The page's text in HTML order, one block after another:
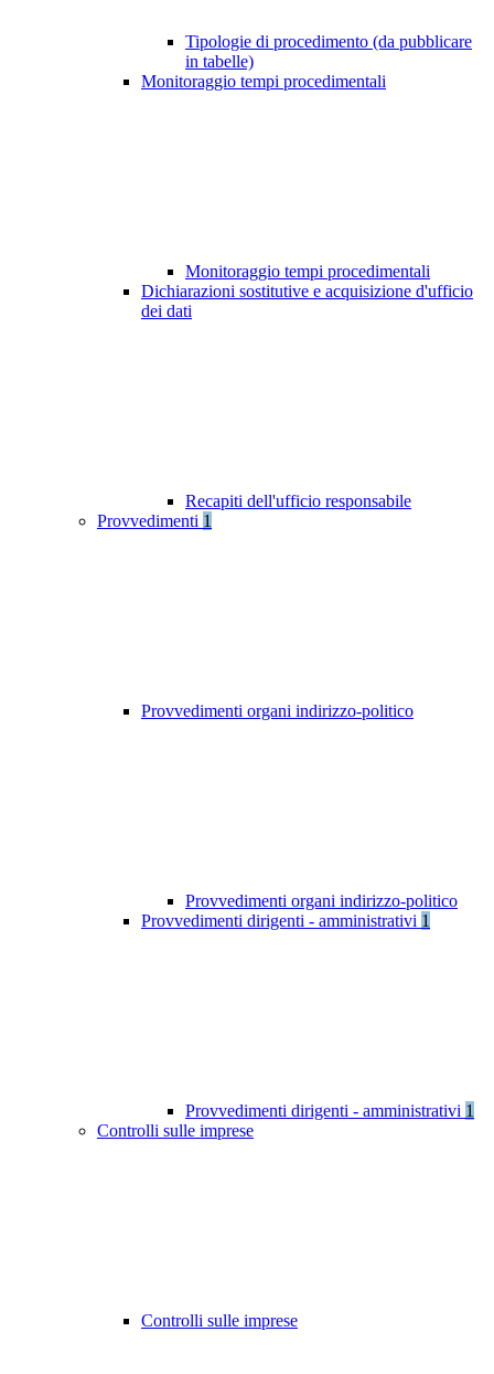
Tipologie di procedimento (da pubblicare
in tabelle)
Monitoraggio tempi procedimentali
Monitoraggio tempi procedimentali
Dichiarazioni sostitutive e acquisizione d'ufficio
dei dati
Recapiti dell'ufficio responsabile
Provvedimenti 1
Provvedimenti organi indirizzo-politico
Provvedimenti organi indirizzo-politico
Provvedimenti dirigenti - amministrativi 1
Provvedimenti dirigenti - amministrativi 1
Controlli sulle imprese
Controlli sulle imprese